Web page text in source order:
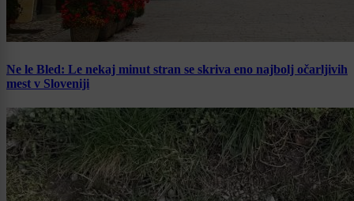
Ne le Bled: Le nekaj minut stran se skriva eno najbolj očarljivih
mest v Sloveniji